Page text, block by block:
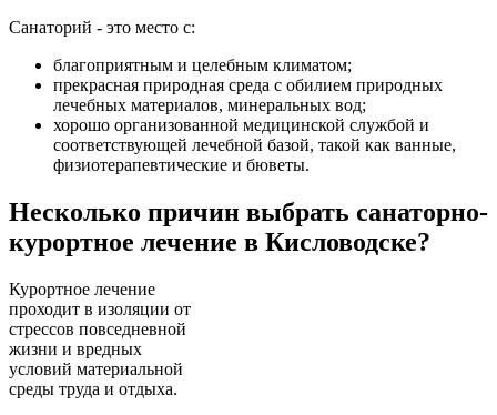
Санаторий - это место с:
благоприятным и целебным климатом;
прекрасная природная среда с обилием природных
лечебных материалов, минеральных вод;
хорошо организованной медицинской службой и
соответствующей лечебной базой, такой как ванные,
физиотерапевтические и бюветы.
Несколько причин выбрать санаторно-
курортное лечение в Кисловодске?
Курортное лечение
проходит в изоляции от
стрессов повседневной
жизни и вредных
условий материальной
среды труда и отдыха.